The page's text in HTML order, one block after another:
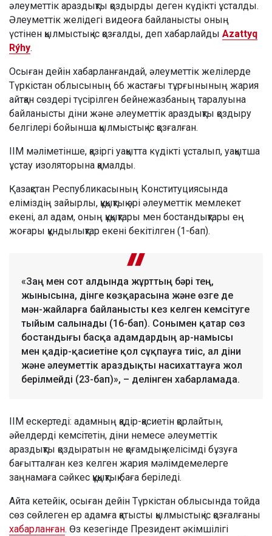
әлеуметтік араздықты қоздырды деген күдікті ұсталды.
Әлеуметтік желідегі видеоға байланысты оның
үстінен қылмыстық іс қозғалды, деп хабарлайды Azattyq
Rýhy.
Осыған дейін хабарланғандай, әлеуметтік желілерде
Түркістан облысының 66 жастағы тұрғынының жария
айтқан сөздері түсірілген бейнежазбаның таралуына
байланысты діни және әлеуметтік араздықты қоздыру
белгілері бойынша қылмыстық іс қозғалған.
ІІМ мәліметінше, қазіргі уақытта күдікті ұсталып, уақытша
ұстау изоляторына қамалды.
Қазақстан Республикасының Конституциясында
еліміздің зайырлы, құқықтық әрі әлеуметтік мемлекет
екені, ал адам, оның құқықтары мен бостандықтары ең
жоғары құндылықтар екені бекітілген (1-бап).
«Заң мен сот алдында жұрттың бәрі тең,
жынысына, дінге көзқарасына және өзге де
мән-жайларға байланысты кез келген кемсітуге
тыйым салынады (16-бап). Сонымен қатар сөз
бостандығы басқа адамдардың ар-намысы
мен қадір-қасиетіне қол сұқпауға тиіс, ал діни
және әлеуметтік араздықты насихаттауға жол
берілмейді (23-бап)», – делінген хабарламада.
ІІМ ескертеді: адамның қадір-қасиетін қорлайтын,
әйелдерді кемсітетін, діни немесе әлеуметтік
араздықты қоздыратын не қоғамдық келісімді бұзуға
бағытталған кез келген жария мәлімдемелерге
заңнамаға сәйкес құқықтық баға беріледі.
Айта кетейік, осыған дейін Түркістан облысында тойда
сөз сөйлеген ер адамға қатысты қылмыстық іс қозғалғаны
хабарланған. Өз кезегінде Президент әкімшілігі